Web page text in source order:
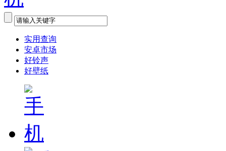
实用查询
安卓市场
好铃声
好壁纸